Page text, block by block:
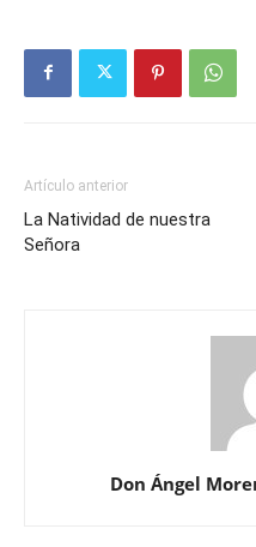
Artículo anterior
La Natividad de nuestra
Señora
Don Ángel